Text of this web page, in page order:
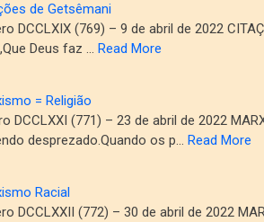
de Getsêmani
DCCLXIX (769) – 9 de abril de 2022
Deus faz … Read More
= Religião
DCCLXXI (771) – 23 de abril de 2022
desprezado.Quando os p… Read More
Racial
DCCLXXII (772) – 30 de abril de 2022